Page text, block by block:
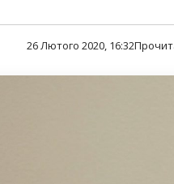
26 Лютого 2020, 16:32